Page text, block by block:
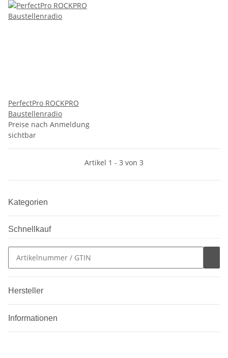
PerfectPro ROCKPRO
Baustellenradio
Preise nach Anmeldung
sichtbar
Artikel 1 - 3 von 3
Kategorien
Schnellkauf
Hersteller
Informationen